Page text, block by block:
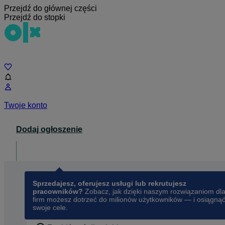
Przejdź do głównej części
Przejdź do stopki
Twoje konto
Dodaj ogłoszenie
Sprzedajesz, oferujesz usługi lub rekrutujesz
pracowników? Zobacz, jak dzięki naszym rozwiązaniom dla
firm możesz dotrzeć do milionów użytkowników — i osiągnąć
swoje cele.